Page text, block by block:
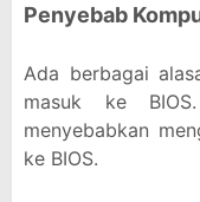
Penyebab
Ada berbagai
masuk ke
menyebabkan
ke BIOS.